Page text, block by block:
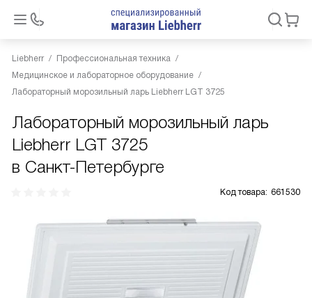
Liebherr
Профессиональная техника
Медицинское и лабораторное оборудование
Лабораторный морозильный ларь Liebherr LGT 3725
Лабораторный морозильный ларь
Liebherr LGT 3725
в Санкт-Петербурге
Код товара: 661530